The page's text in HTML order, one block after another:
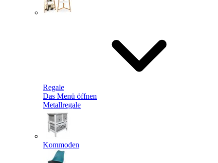
Regale
Das Menü öffnen
Metallregale
Kommoden